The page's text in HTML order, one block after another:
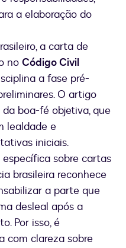
a elaboração do
a carta de
no Código Civil
a fase pré-
O artigo
boa-fé objetiva, que
lealdade e
iniciais.
sobre cartas
brasileira reconhece
a parte que
desleal após a
Por isso, é
com clareza sobre